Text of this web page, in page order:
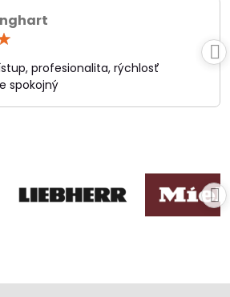
/
5
profesionalita, rýchlosť
spokojný